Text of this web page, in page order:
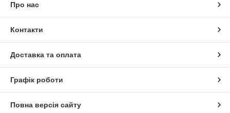
Про нас
Контакти
Доставка та оплата
Графік роботи
Повна версія сайту